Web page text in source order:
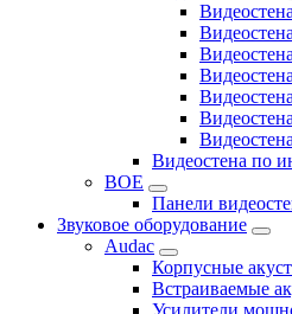
Видеостена по
BOE
Панели
Звуковое оборудование
Audac
Корпусные
Встраиваемые
Усилители